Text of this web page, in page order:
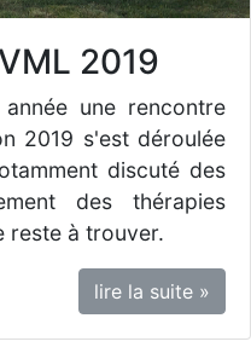
2019
une rencontre
2019 s'est déroulée
discuté des
des thérapies
reste à trouver.
lire la suite »